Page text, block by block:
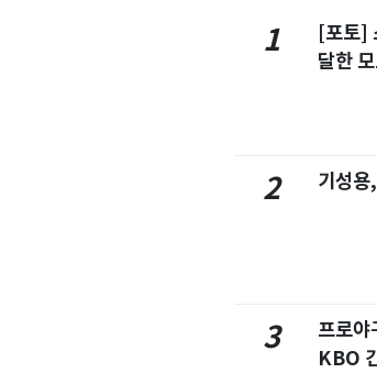
1
[포토]
달한
2 기성용
3
프로
KBO